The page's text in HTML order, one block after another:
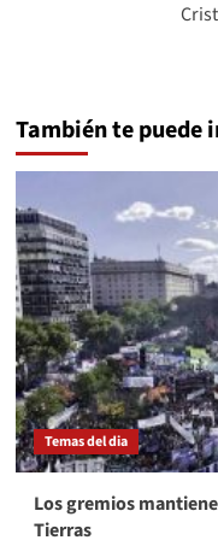
También te puede
Temas del dia
Los gremios
Tierras